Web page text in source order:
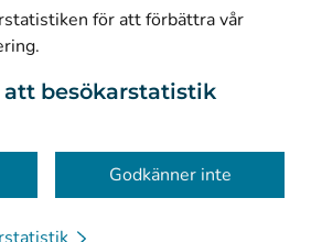
för att förbättra vår
att besökarstatistik
Godkänner inte